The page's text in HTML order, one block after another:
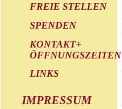
FREIE STELLEN
SPENDEN
KONTAKT+
ÖFFNUNGSZEITEN
LINKS
IMPRESSUM